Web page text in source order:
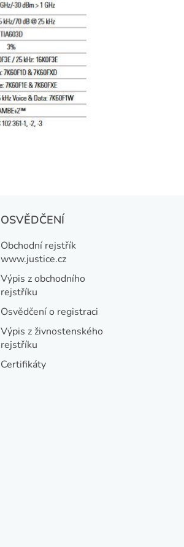
OSVĚDČENÍ
Obchodní rejstřík
www.justice.cz
Výpis z obchodního
rejstříku
Osvědčení o registraci
Výpis z živnostenského
rejstříku
Certifikáty